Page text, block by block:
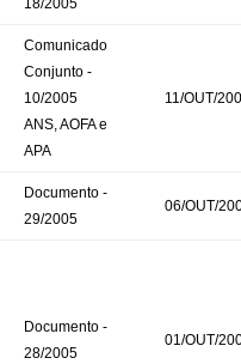
18/2005
Comunicado
Conjunto -
10/2005
ANS, AOFA e
APA
11/OUT/
Documento -
29/2005
06/OUT/
Documento -
28/2005
01/OUT/